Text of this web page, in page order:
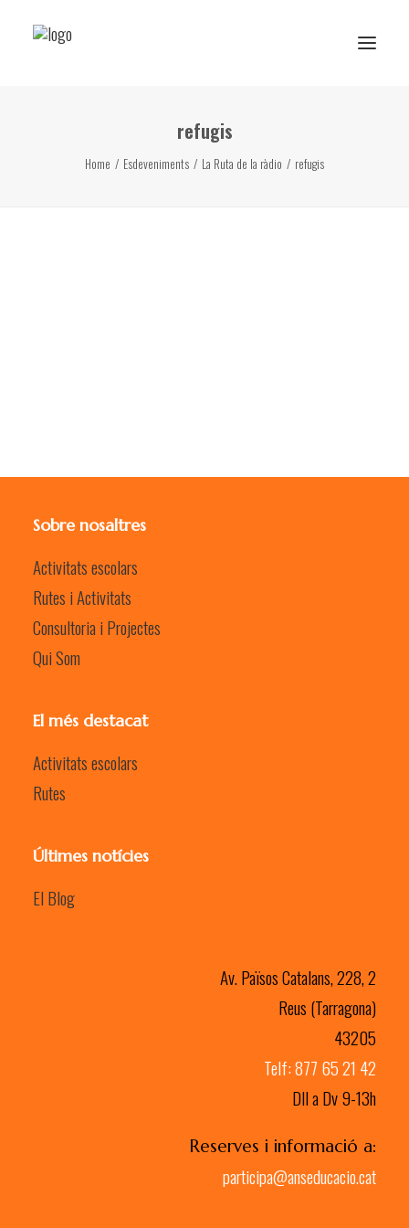
Reserva de rutes i experiènciesrefugis
Home Esdeveniments La Ruta de la ràdio refugis
Sobre nosaltres
Activitats escolars
Rutes i Activitats
Consultoria i Projectes
Qui Som
El més destacat
Activitats escolars
Rutes
Últimes notícies
El Blog
Av. Països Catalans, 228, 2
Reus (Tarragona)
43205
Telf: 877 65 21 42
Dll a Dv 9-13h
Reserves i informació a:
participa@anseducacio.cat